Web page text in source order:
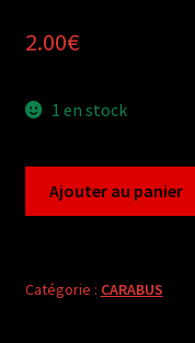
2.00€
1 en stock
chevrolati
Ajouter au panier
Catégorie : CARABUS